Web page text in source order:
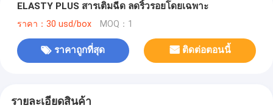
ELASTY PLUS สารเติมฉีด ลดริ้วรอยโดยเฉพาะ
ราคา：30 usd/box MOQ：1
ราคาถูกที่สุด ติดต่อตอนนี้
รายละเอียดสินค้า